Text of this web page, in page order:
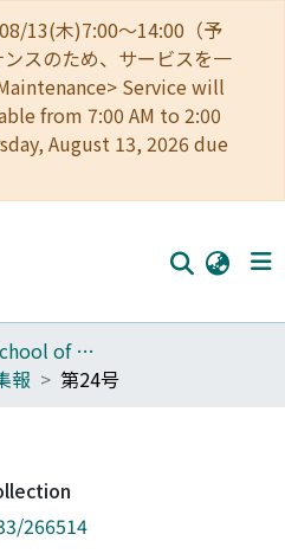
13(木)7:00～14:00（予
スのため、サービスを一
Service will
from 7:00 AM to 2:00
August 13, 2026 due
100_Graduate School of Agriculture
報
第24号
266514